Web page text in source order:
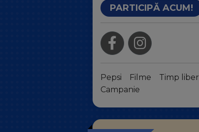
PARTICIPĂ ACUM!
Pepsi Filme Timp liber
Campanie